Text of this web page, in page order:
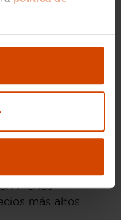
Real
más
eficiencia y
Ciudad Real,
los12,000 a
de
menos
más altos.